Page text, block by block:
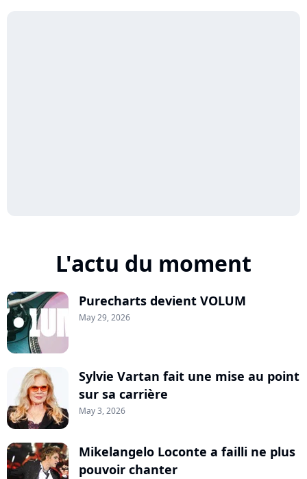
L'actu du moment
Purecharts devient VOLUM
May 29, 2026
Sylvie Vartan fait une mise au point
sur sa carrière
May 3, 2026
Mikelangelo Loconte a failli ne plus
pouvoir chanter